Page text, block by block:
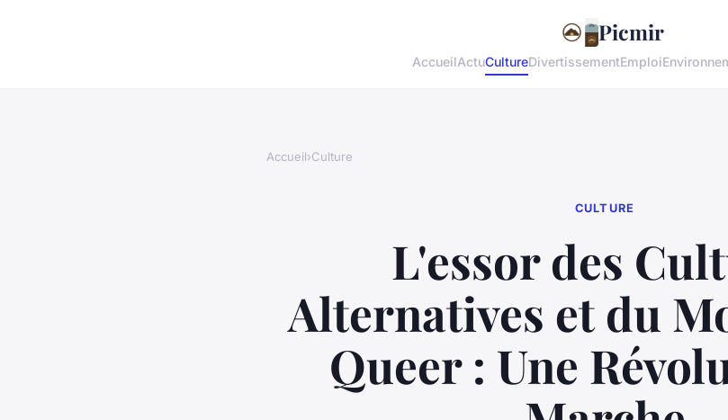
Picmir
AccueilActuCultureDivertissementEmploi
Accueil›Culture
CULTURE
L'essor des
Alternatives et du
Queer : Une